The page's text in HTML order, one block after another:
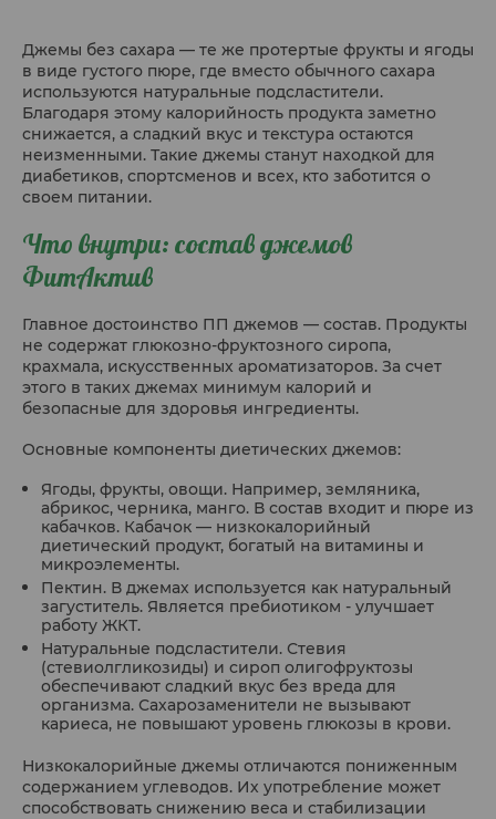
Джемы без сахара — те же протертые фрукты и ягоды
в виде густого пюре, где вместо обычного сахара
используются натуральные подсластители.
Благодаря этому калорийность продукта заметно
снижается, а сладкий вкус и текстура остаются
неизменными. Такие джемы станут находкой для
диабетиков, спортсменов и всех, кто заботится о
своем питании.
Что внутри: состав джемов
ФитАктив
Главное достоинство ПП джемов — состав. Продукты
не содержат глюкозно-фруктозного сиропа,
крахмала, искусственных ароматизаторов. За счет
этого в таких джемах минимум калорий и
безопасные для здоровья ингредиенты.
Основные компоненты диетических джемов:
Ягоды, фрукты, овощи. Например, земляника,
абрикос, черника, манго. В состав входит и пюре из
кабачков. Кабачок — низкокалорийный
диетический продукт, богатый на витамины и
микроэлементы.
Пектин. В джемах используется как натуральный
загуститель. Является пребиотиком - улучшает
работу ЖКТ.
Натуральные подсластители. Стевия
(стевиолгликозиды) и сироп олигофруктозы
обеспечивают сладкий вкус без вреда для
организма. Сахарозаменители не вызывают
кариеса, не повышают уровень глюкозы в крови.
Низкокалорийные джемы отличаются пониженным
содержанием углеводов. Их употребление может
способствовать снижению веса и стабилизации